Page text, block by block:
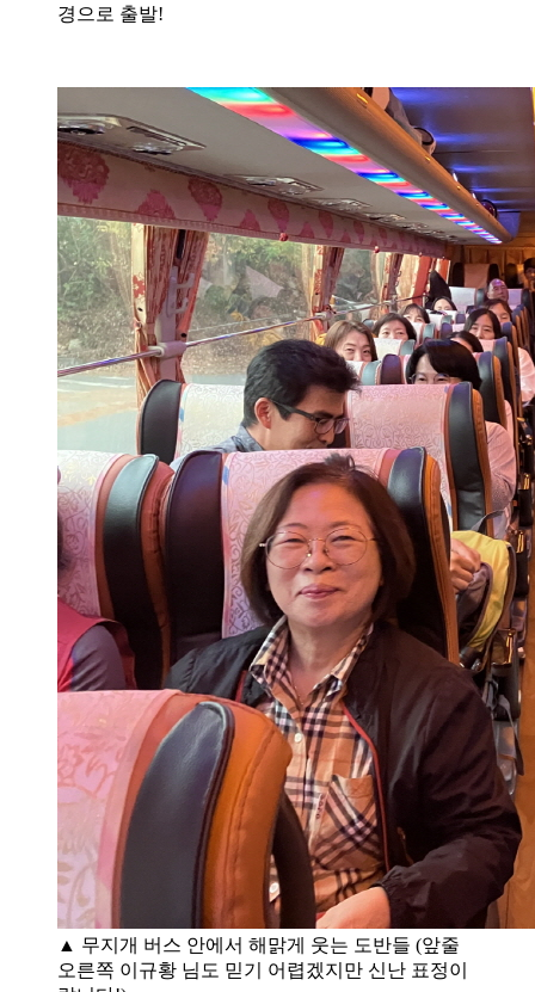
경으로 출발!
▲ 무지개 버스 안에서 해맑게 웃는 도반들 (앞줄
오른쪽 이규황 님도 믿기 어렵겠지만 신난 표정이